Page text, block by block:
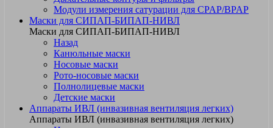
Модули измерения сатурации для CPAP/BPAP
Маски для СИПАП-БИПАП-НИВЛ
Маски для СИПАП-БИПАП-НИВЛ
Назад
Канюльные маски
Носовые маски
Рото-носовые маски
Полнолицевые маски
Детские маски
Аппараты ИВЛ (инвазивная вентиляция легких)
Аппараты ИВЛ (инвазивная вентиляция легких)